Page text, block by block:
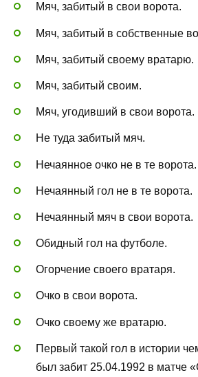
Мяч, забитый в свои ворота.
Мяч, забитый в собственные
Мяч, забитый своему вратарю.
Мяч, забитый своим.
Мяч, угодивший в свои ворота.
Не туда забитый мяч.
Нечаянное очко не в те ворота.
Нечаянный гол не в те ворота.
Нечаянный мяч в свои ворота.
Обидный гол на футболе.
Огорчение своего вратаря.
Очко в свои ворота.
Очко своему же вратарю.
Первый такой гол в истории
был забит 25.04.1992 в матче